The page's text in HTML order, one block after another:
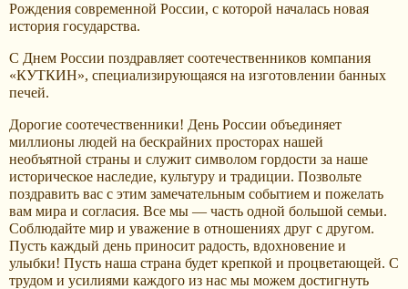
Рождения современной России, с которой началась новая
история государства.
С Днем России поздравляет соотечественников компания
«КУТКИН», специализирующаяся на изготовлении банных
печей.
Дорогие соотечественники! День России объединяет
миллионы людей на бескрайних просторах нашей
необъятной страны и служит символом гордости за наше
историческое наследие, культуру и традиции. Позвольте
поздравить вас с этим замечательным событием и пожелать
вам мира и согласия. Все мы — часть одной большой семьи.
Соблюдайте мир и уважение в отношениях друг с другом.
Пусть каждый день приносит радость, вдохновение и
улыбки! Пусть наша страна будет крепкой и процветающей. С
трудом и усилиями каждого из нас мы можем достигнуть